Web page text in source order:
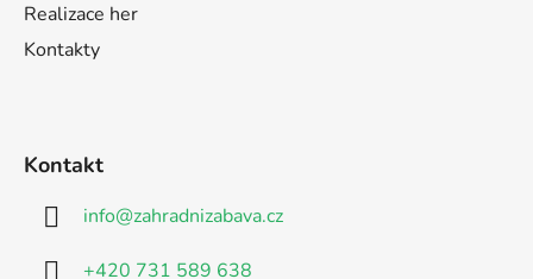
Realizace her
Kontakty
Kontakt
info@zahradnizabava.cz
+420 731 589 638